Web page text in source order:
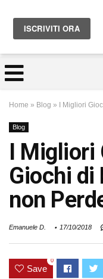
Home » Blog » I Migliori
Blog
I Migliori
Giochi di
non
Emanuele D. 17/10/2018
Save
0